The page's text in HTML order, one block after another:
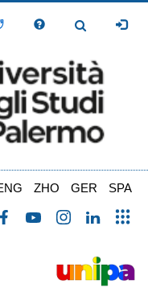
Toggle
ZHO GER SPA